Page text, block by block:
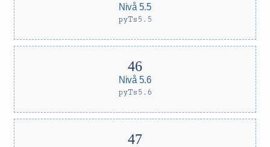
Nivå 5.5
pyTs5.5
Nivå 5.6
pyTs5.6